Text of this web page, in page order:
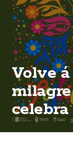
Volve
celebra
agosto